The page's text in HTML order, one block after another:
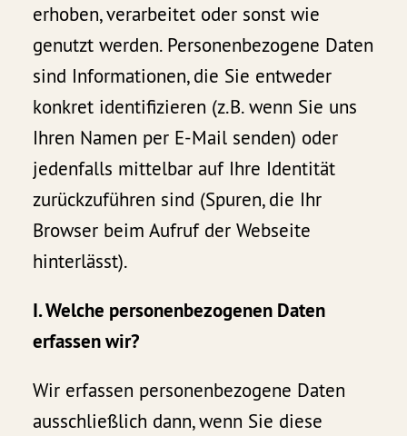
erhoben, verarbeitet oder sonst wie
genutzt werden. Personenbezogene Daten
sind Informationen, die Sie entweder
konkret identifizieren (z.B. wenn Sie uns
Ihren Namen per E-Mail senden) oder
jedenfalls mittelbar auf Ihre Identität
zurückzuführen sind (Spuren, die Ihr
Browser beim Aufruf der Webseite
hinterlässt).
I. Welche personenbezogenen Daten
erfassen wir?
Wir erfassen personenbezogene Daten
ausschließlich dann, wenn Sie diese